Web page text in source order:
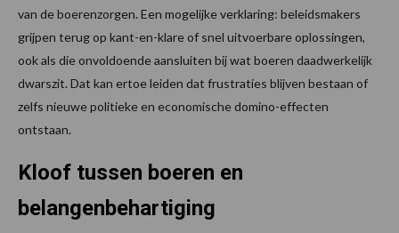
van de boerenzorgen. Een mogelijke verklaring: beleidsmakers
grijpen terug op kant-en-klare of snel uitvoerbare oplossingen,
ook als die onvoldoende aansluiten bij wat boeren daadwerkelijk
dwarszit. Dat kan ertoe leiden dat frustraties blijven bestaan of
zelfs nieuwe politieke en economische domino-effecten
ontstaan.
Kloof tussen boeren en
belangenbehartiging